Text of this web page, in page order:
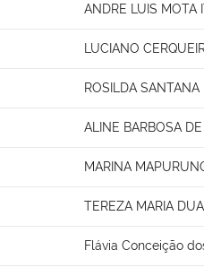
ANDRE LUIS MOTA
LUCIANO
ROSILDA
ALINE BARBOSA
MARINA
TEREZA MARIA
Flávia Conceição